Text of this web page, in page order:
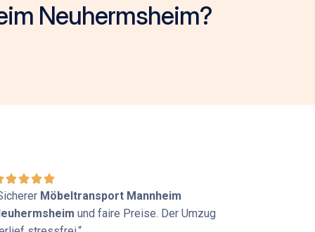
Neuhermsheim?
Möbeltransport Mannheim
und faire Preise. Der Umzug